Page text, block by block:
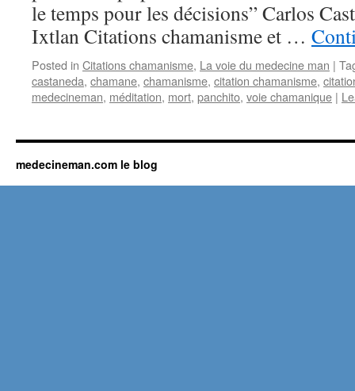
le temps pour les décisions” Carlos
Ixtlan Citations chamanisme et …
Posted in Citations chamanisme, La voie du medecine man |
castaneda, chamane, chamanisme, citation chamanisme,
medecineman, méditation, mort, panchito, voie chamanique |
medecineman.com le blog